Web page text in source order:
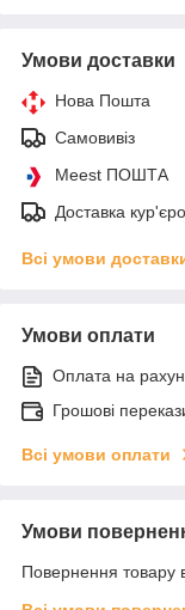
Умови доставки
Нова Пошта
Самовивіз
Meest ПОШТА
Доставка
Всі умови
Умови оплати
Оплата на
Грошові
Всі умови оплати
Умови
Повернення товару